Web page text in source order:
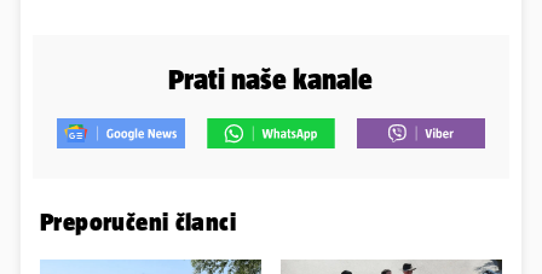
Prati naše kanale
Preporučeni članci